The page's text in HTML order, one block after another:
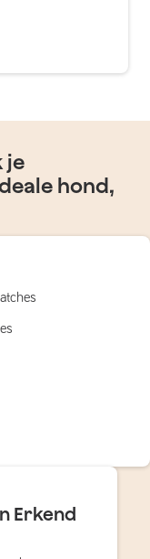
je
hond,
Erkend